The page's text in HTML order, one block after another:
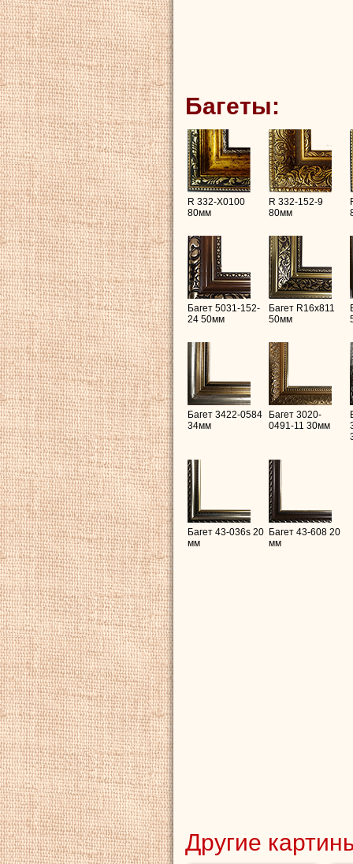
Багеты:
R 332-X0100
80мм
R 332-152-9
80мм
Багет 5031-152-
24 50мм
Багет R16х811
50мм
Багет 3422-0584
34мм
Багет 3020-
0491-11 30мм
Багет 43-036s 20
мм
Багет 43-608 20
мм
Другие